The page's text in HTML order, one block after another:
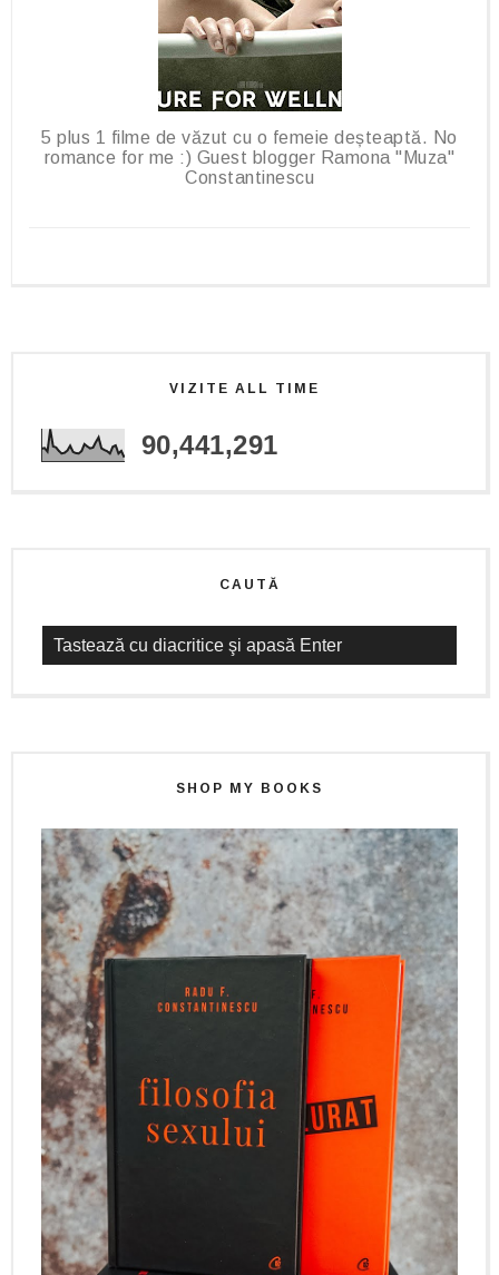
5 plus 1 filme de văzut cu o femeie deșteaptă. No
romance for me :) Guest blogger Ramona "Muza"
Constantinescu
VIZITE ALL TIME
90,441,291
CAUTĂ
SHOP MY BOOKS